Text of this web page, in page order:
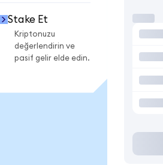
Stake Et
Kriptonuzu
değerlendirin ve
pasif gelir elde edin.